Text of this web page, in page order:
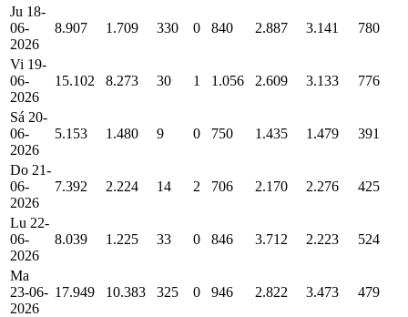
Ju 18-
06-
2026
8.907 1.709 330 0 840 2.887 3.141 780
Vi 19-
06-
2026
15.102 8.273 30 1 1.056 2.609 3.133 776
Sá 20-
06-
2026
5.153 1.480 9 0 750 1.435 1.479 391
Do 21-
06-
2026
7.392 2.224 14 2 706 2.170 2.276 425
Lu 22-
06-
2026
8.039 1.225 33 0 846 3.712 2.223 524
Ma
23-06-
2026
17.949 10.383 325 0 946 2.822 3.473 479